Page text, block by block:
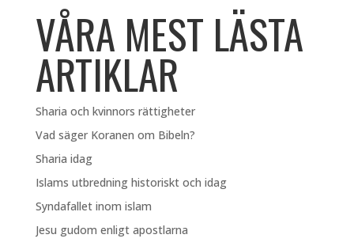
VÅRA MEST LÄSTA
ARTIKLAR
Sharia och kvinnors rättigheter
Vad säger Koranen om Bibeln?
Sharia idag
Islams utbredning historiskt och idag
Syndafallet inom islam
Jesu gudom enligt apostlarna